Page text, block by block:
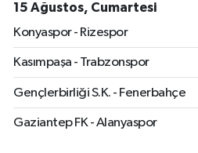
15 Ağustos, Cumartesi
Konyaspor - Rizespor
Kasımpaşa - Trabzonspor
Gençlerbirliği S.K. - Fenerbahçe
Gaziantep FK - Alanyaspor